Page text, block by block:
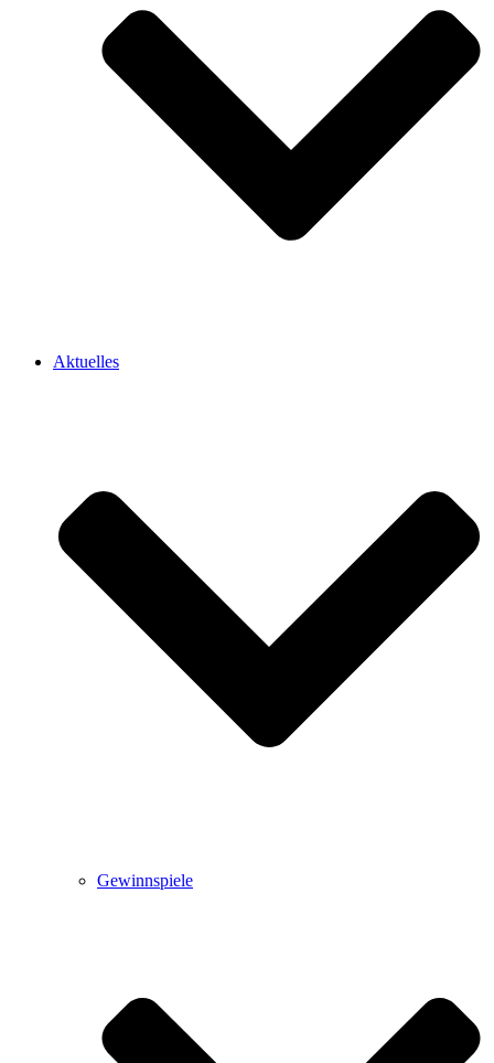
Aktuelles
Gewinnspiele